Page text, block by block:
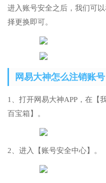
进入账号安全之后，我们可
择更换即可。
网易大神怎么注销账号
1、打开网易大神APP，在【
百宝箱】。
2、进入【账号安全中心】。